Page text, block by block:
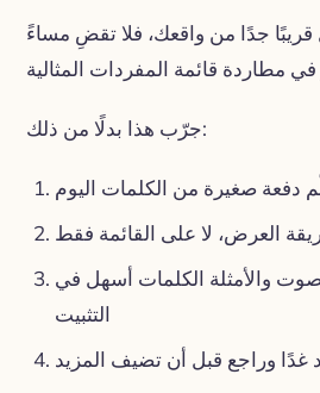
قريبًا جدًا من واقعك، فلا تقضِ مساءً
جرّب هذا بدلًا من ذلك:
دفعة صغيرة من الكلمات اليوم
العرض، لا على القائمة فقط
والأمثلة الكلمات أسهل في
التثبيت
غدًا وراجع قبل أن تضيف المزيد